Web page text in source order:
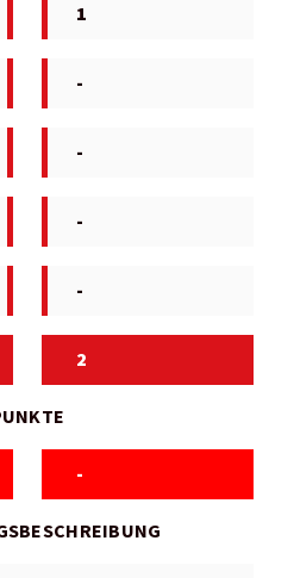
1
-
-
-
-
2
-